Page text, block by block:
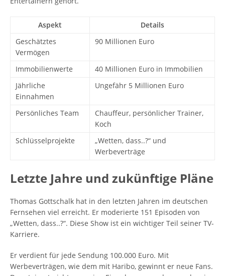
Aspekt
Details
Geschätztes
Vermögen
90 Millionen Euro
Immobilienwerte
40 Millionen Euro in Immobilien
Jährliche
Einnahmen
Ungefähr 5 Millionen Euro
Persönliches Team
Chauffeur, persönlicher Trainer,
Koch
Schlüsselprojekte
„Wetten, dass..?“ und
Werbeverträge
Letzte Jahre und zukünftige Pläne
Thomas Gottschalk hat in den letzten Jahren im deutschen
Fernsehen viel erreicht. Er moderierte 151 Episoden von
„Wetten, dass..?“. Diese Show ist ein wichtiger Teil seiner TV-
Karriere.
Er verdient für jede Sendung 100.000 Euro. Mit
Werbeverträgen, wie dem mit Haribo, gewinnt er neue Fans.